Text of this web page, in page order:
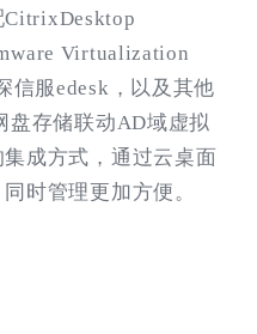
CitrixDesktop
Virtualization
信服edesk，以及其他
盘存储联动AD域虚拟
成方式，通过云桌面
时管理更加方便。